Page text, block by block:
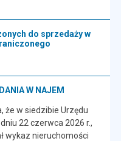
do sprzedaży w
W NAJEM
że w siedzibie Urzędu
22 czerwca 2026 r.,
wykaz nieruchomości